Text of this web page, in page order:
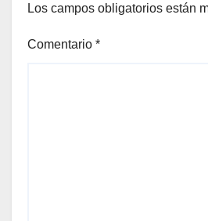
Los campos obligatorios están
Comentario *